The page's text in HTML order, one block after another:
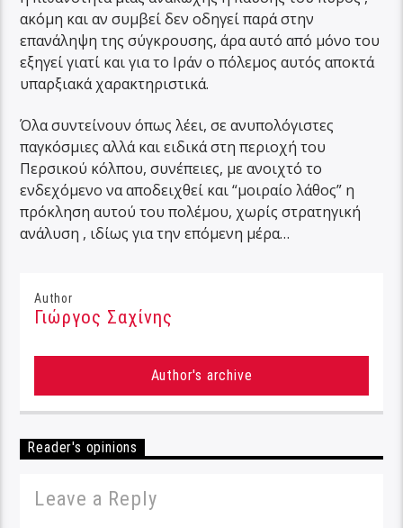
ακόμη και αν συμβεί δεν οδηγεί παρά στην
επανάληψη της σύγκρουσης, άρα αυτό από μόνο του
εξηγεί γιατί και για το Ιράν ο πόλεμος αυτός αποκτά
υπαρξιακά χαρακτηριστικά.
Όλα συντείνουν όπως λέει, σε ανυπολόγιστες
παγκόσμιες αλλά και ειδικά στη περιοχή του
Περσικού κόλπου, συνέπειες, με ανοιχτό το
ενδεχόμενο να αποδειχθεί και “μοιραίο λάθος” η
πρόκληση αυτού του πολέμου, χωρίς στρατηγική
ανάλυση , ιδίως για την επόμενη μέρα…
Author
Γιώργος Σαχίνης
Author's archive
Reader's opinions
Leave a Reply